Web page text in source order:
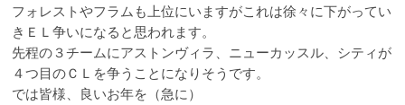
フォレストやフラムも上位にいますがこれは徐々に下がってい
きＥＬ争いになると思われます。
先程の３チームにアストンヴィラ、ニューカッスル、シティが
４つ目のＣＬを争うことになりそうです。
では皆様、良いお年を（急に）